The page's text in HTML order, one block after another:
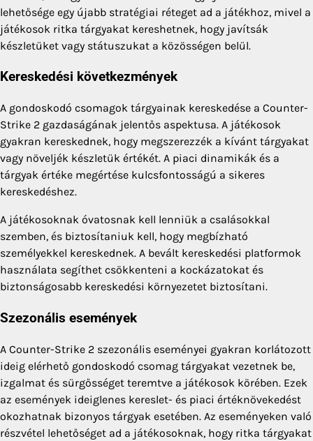
lehetősége egy újabb stratégiai réteget ad a játékhoz, mivel a
játékosok ritka tárgyakat kereshetnek, hogy javítsák
készletüket vagy státuszukat a közösségen belül.
Kereskedési következmények
A gondoskodó csomagok tárgyainak kereskedése a Counter-
Strike 2 gazdaságának jelentős aspektusa. A játékosok
gyakran kereskednek, hogy megszerezzék a kívánt tárgyakat
vagy növeljék készletük értékét. A piaci dinamikák és a
tárgyak értéke megértése kulcsfontosságú a sikeres
kereskedéshez.
A játékosoknak óvatosnak kell lenniük a csalásokkal
szemben, és biztosítaniuk kell, hogy megbízható
személyekkel kereskednek. A bevált kereskedési platformok
használata segíthet csökkenteni a kockázatokat és
biztonságosabb kereskedési környezetet biztosítani.
Szezonális események
A Counter-Strike 2 szezonális eseményei gyakran korlátozott
ideig elérhető gondoskodó csomag tárgyakat vezetnek be,
izgalmat és sürgősséget teremtve a játékosok körében. Ezek
az események ideiglenes kereslet- és piaci értéknövekedést
okozhatnak bizonyos tárgyak esetében. Az eseményeken való
részvétel lehetőséget ad a játékosoknak, hogy ritka tárgyakat